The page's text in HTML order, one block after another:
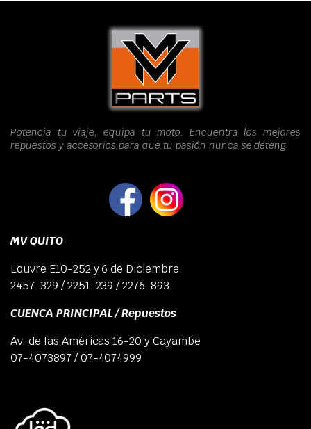
Potencia tu viaje, equipa tu moto. Encuentra los mejores
repuestos y accesorios para que tu pasión nunca se deteng
MV QUITO
Louvre E10-252 y 6 de Diciembre
2457-329 / 2251-239 / 2276-893
CUENCA PRINCIPAL / Repuestos
Av. de las Américas 16-20 y Cayambe
07-4073897 / 07-4074999